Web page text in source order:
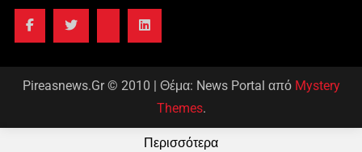
Pireasnews.Gr © 2010 | Θέμα: News Portal από Mystery
Themes.
Περισσότερα